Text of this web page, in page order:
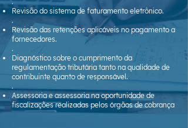
Revisão do sistema de faturamento eletrônico.
.
Revisão das retenções aplicáveis ​​no pagamento a
fornecedores.
.
Diagnóstico sobre o cumprimento da
regulamentação tributária tanto na qualidade de
contribuinte quanto de responsável.
.
Assessoria e assessoria na oportunidade de
fiscalizações realizadas pelos órgãos de cobrança